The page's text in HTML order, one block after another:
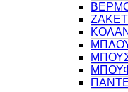
ΚΟΛΑΝ